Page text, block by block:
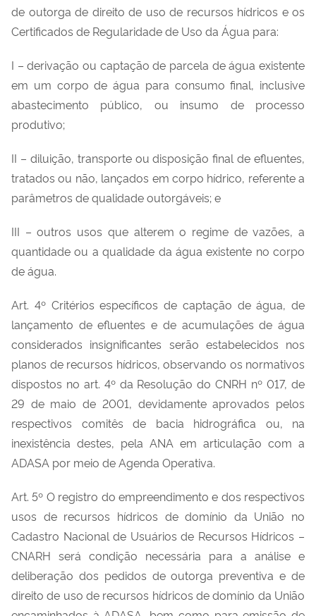
de outorga de direito de uso de recursos hídricos e os
Certificados de Regularidade de Uso da Água para:
I – derivação ou captação de parcela de água existente
em um corpo de água para consumo final, inclusive
abastecimento público, ou insumo de processo
produtivo;
II – diluição, transporte ou disposição final de efluentes,
tratados ou não, lançados em corpo hídrico, referente a
parâmetros de qualidade outorgáveis; e
III – outros usos que alterem o regime de vazões, a
quantidade ou a qualidade da água existente no corpo
de água.
Art. 4º Critérios específicos de captação de água, de
lançamento de efluentes e de acumulações de água
considerados insignificantes serão estabelecidos nos
planos de recursos hídricos, observando os normativos
dispostos no art. 4º da Resolução do CNRH nº 017, de
29 de maio de 2001, devidamente aprovados pelos
respectivos comitês de bacia hidrográfica ou, na
inexistência destes, pela ANA em articulação com a
ADASA por meio de Agenda Operativa.
Art. 5º O registro do empreendimento e dos respectivos
usos de recursos hídricos de domínio da União no
Cadastro Nacional de Usuários de Recursos Hídricos –
CNARH será condição necessária para a análise e
deliberação dos pedidos de outorga preventiva e de
direito de uso de recursos hídricos de domínio da União